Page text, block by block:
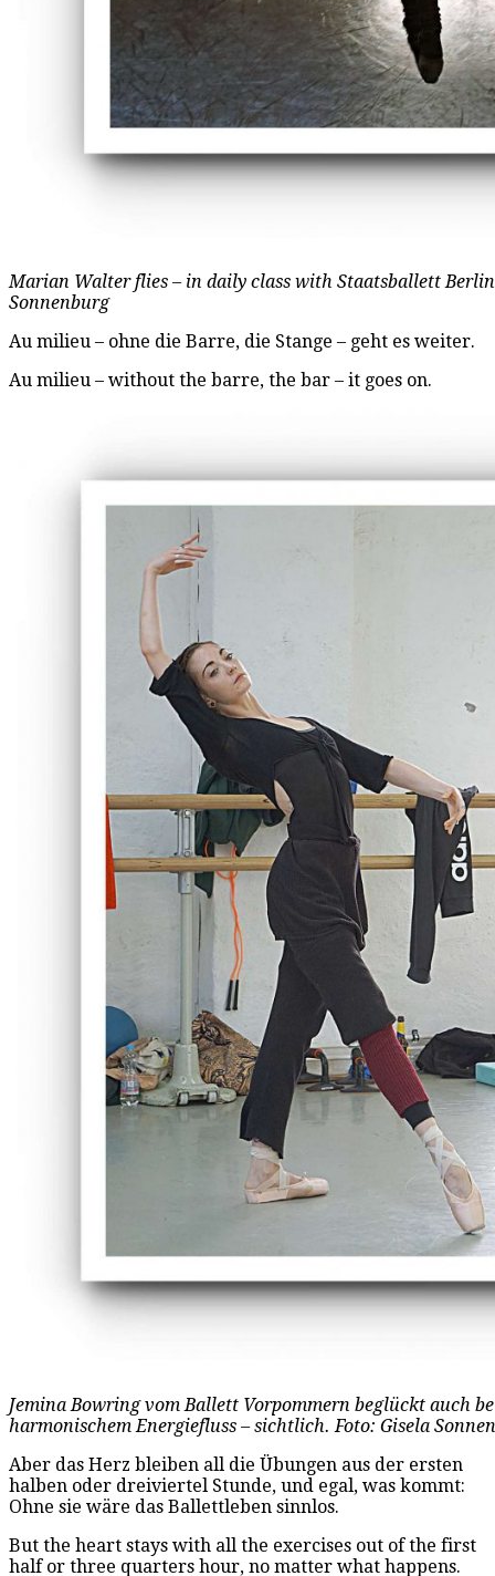
Marian Walter flies – in daily class with Staatsballett
Sonnenburg
Au milieu – ohne die Barre, die Stange – geht es weiter.
Au milieu – without the barre, the bar – it goes on.
Jemina Bowring vom Ballett Vorpommern beglückt auch
harmonischem Energiefluss – sichtlich. Foto: Gisela
Aber das Herz bleiben all die Übungen aus der ersten
halben oder dreiviertel Stunde, und egal, was kommt:
Ohne sie wäre das Ballettleben sinnlos.
But the heart stays with all the exercises out of the first
half or three quarters hour, no matter what happens.